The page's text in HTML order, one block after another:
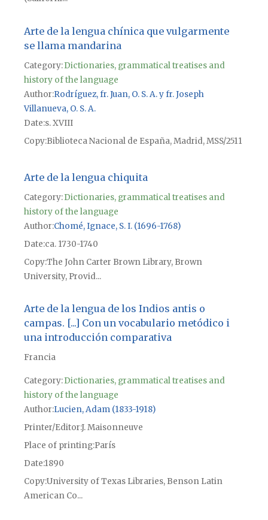
Arte de la lengua chínica que vulgarmente
se llama mandarina
Category:Dictionaries, grammatical treatises and
history of the language
Author Rodríguez, fr. Juan, O. S. A. y fr. Joseph
Villanueva, O. S. A.
Date s. XVIII
CopyBiblioteca Nacional de España, Madrid, MSS/2511
Arte de la lengua chiquita
Category:Dictionaries, grammatical treatises and
history of the language
Author Chomé, Ignace, S. I. (1696-1768)
Date ca. 1730-1740
CopyThe John Carter Brown Library, Brown
University, Provid...
Arte de la lengua de los Indios antis o
campas. [...] Con un vocabulario metódico i
una introducción comparativa
Francia
Category:Dictionaries, grammatical treatises and
history of the language
Author Lucien, Adam (1833-1918)
Printer/EditorJ. Maisonneuve
Place of printingParís
Date1890
CopyUniversity of Texas Libraries, Benson Latin
American Co...